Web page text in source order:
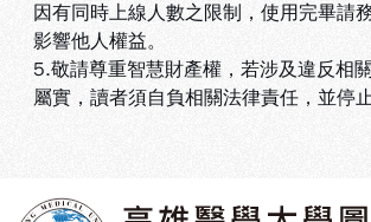
因有同時上線人數之限制，使用完畢請
影響他人權益。
5.敬請尊重智慧財產權，若涉及違反相
屬實，讀者須自負相關法律責任，並停